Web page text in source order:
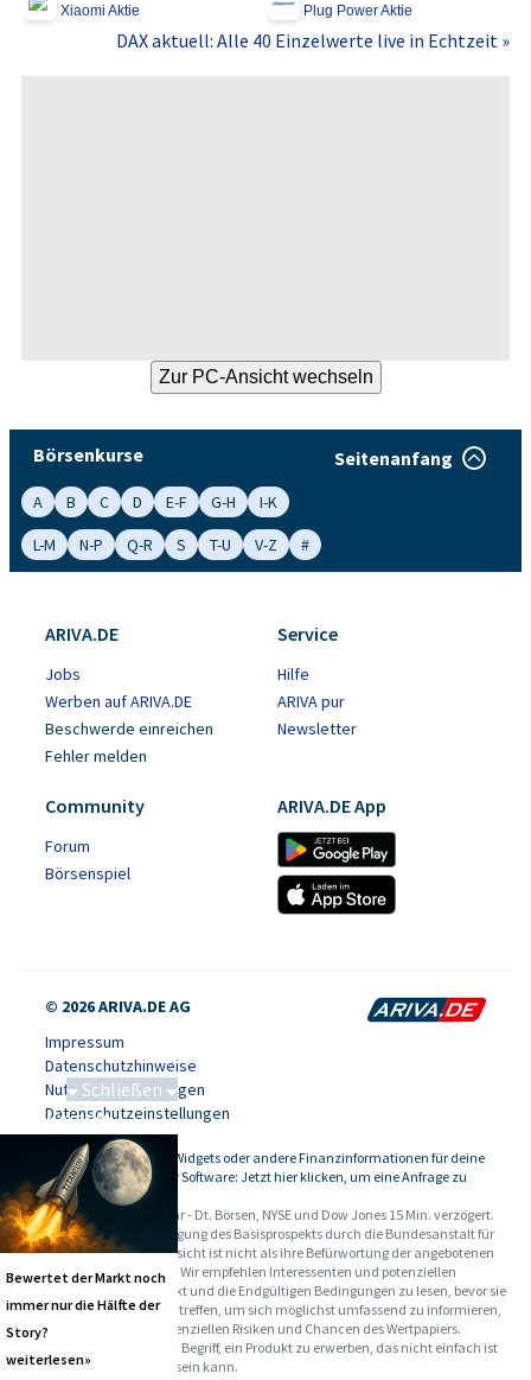
Xiaomi Aktie Plug Power Aktie
DAX aktuell: Alle 40 Einzelwerte live in Echtzeit »
Börsenkurse Seitenanfang
A B C D E-F G-H
I-K
L-M
N-P Q-R S T-U V-Z #
ARIVA.DE
Jobs
Werben auf ARIVA.DE
Beschwerde einreichen
Fehler melden
Service
Hilfe
ARIVA pur
Newsletter
Community
Forum
Börsenspiel
ARIVA.DE App
© 2026 ARIVA.DE AG
Impressum
Datenschutzhinweise
Nutzungsbedingungen
Datenschutzeinstellungen
-
Kursdaten, Widgets oder andere Finanzinformationen für deine
Website oder Software: Jetzt hier klicken, um eine Anfrage zu
stellen.
Alle Angaben ohne Gewähr - Dt. Börsen, NYSE und Dow Jones 15 Min. verzögert.
Werbehinweise:
Die Billigung des Basisprospekts durch die Bundesanstalt für
Finanzdienstleistungsaufsicht ist nicht als ihre Befürwortung der angebotenen
Wertpapiere zu verstehen. Wir empfehlen Interessenten und potenziellen
Anlegern den Basisprospekt und die Endgültigen Bedingungen zu lesen, bevor sie
eine Anlageentscheidung treffen, um sich möglichst umfassend zu informieren,
insbesondere über die potenziellen Risiken und Chancen des Wertpapiers.
Warnhinweise: Sie sind im Begriff, ein Produkt zu erwerben, das nicht einfach ist
und schwer zu verstehen sein kann.
Schließen
Saga bei 0,53 CAD
Bewertet der Markt noch
immer nur die Hälfte der
Story?
weiterlesen»